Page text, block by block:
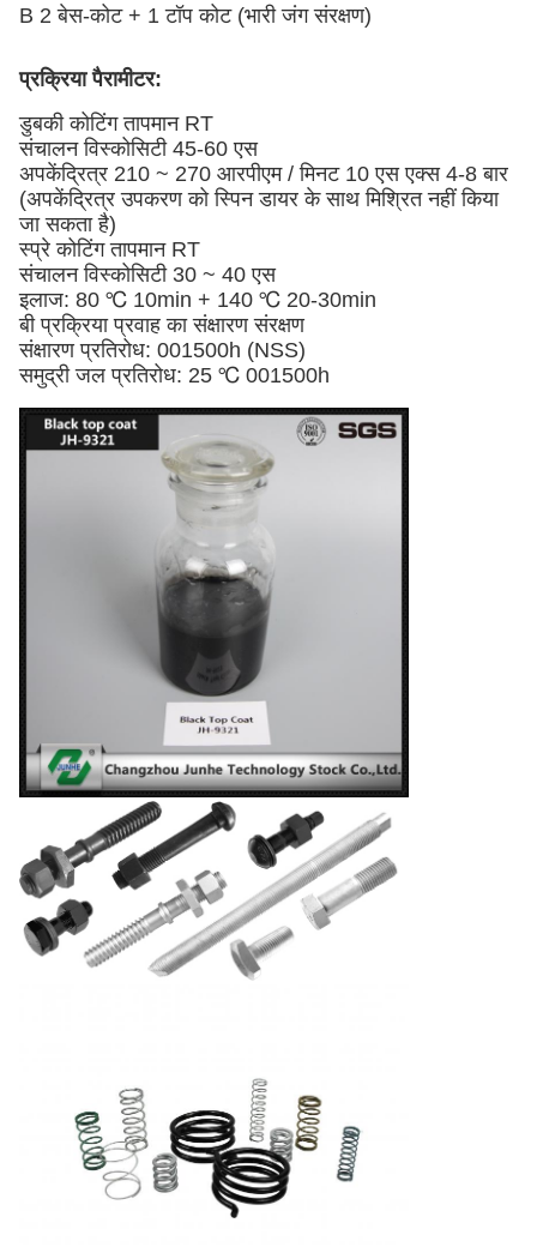
B 2 बेस-कोट + 1 टॉप कोट (भारी जंग संरक्षण)
प्रक्रिया पैरामीटर:
डुबकी कोटिंग तापमान RT
संचालन विस्कोसिटी 45-60 एस
अपकेंद्रित्र 210 ~ 270 आरपीएम / मिनट 10 एस एक्स 4-8 बार
(अपकेंद्रित्र उपकरण को स्पिन डायर के साथ मिश्रित नहीं किया
जा सकता है)
स्प्रे कोटिंग तापमान RT
संचालन विस्कोसिटी 30 ~ 40 एस
इलाज: 80 ℃ 10min + 140 ℃ 20-30min
बी प्रक्रिया प्रवाह का संक्षारण संरक्षण
संक्षारण प्रतिरोध: 001500h (NSS)
समुद्री जल प्रतिरोध: 25 ℃ 001500h